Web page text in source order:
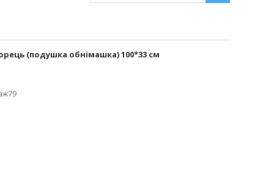
(подушка обнімашка) 100*33 см